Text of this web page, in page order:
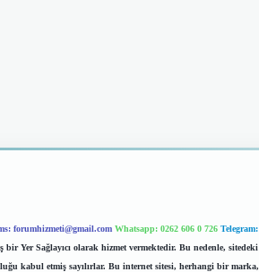
forumhizmeti@gmail.com Whatsapp: 0262 606 0 726
Yer Sağlayıcı olarak hizmet vermektedir. Bu nedenle,
kabul etmiş sayılırlar. Bu internet sitesi, herhangi bir